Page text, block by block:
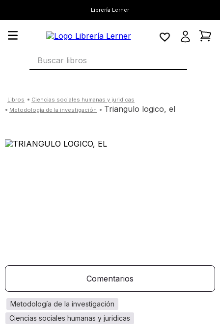
Librería Lerner
Buscar libros
ciencias sociales humanas y juridicas
metodología de la investigación
triangulo logico, el
Comentarios
ciencias sociales humanas y juridicas
metodología de la investigación